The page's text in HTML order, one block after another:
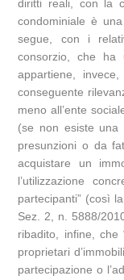
diritti reali, con la
condominiale è
segue, con i
consorzio, che ha
appartiene,
conseguente
meno all’ente
(se non esiste
presunzioni o da
acquistare un
l’utilizzazione
partecipanti” (così
Sez. 2, n. 5888/
ribadito, infine, che
proprietari
partecipazione o